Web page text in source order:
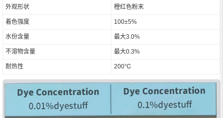
外观形状 橙红色粉末
着色强度 100±5%
水份含量 最大3.0%
不溶物含量 最大0.3%
耐热性 200℃